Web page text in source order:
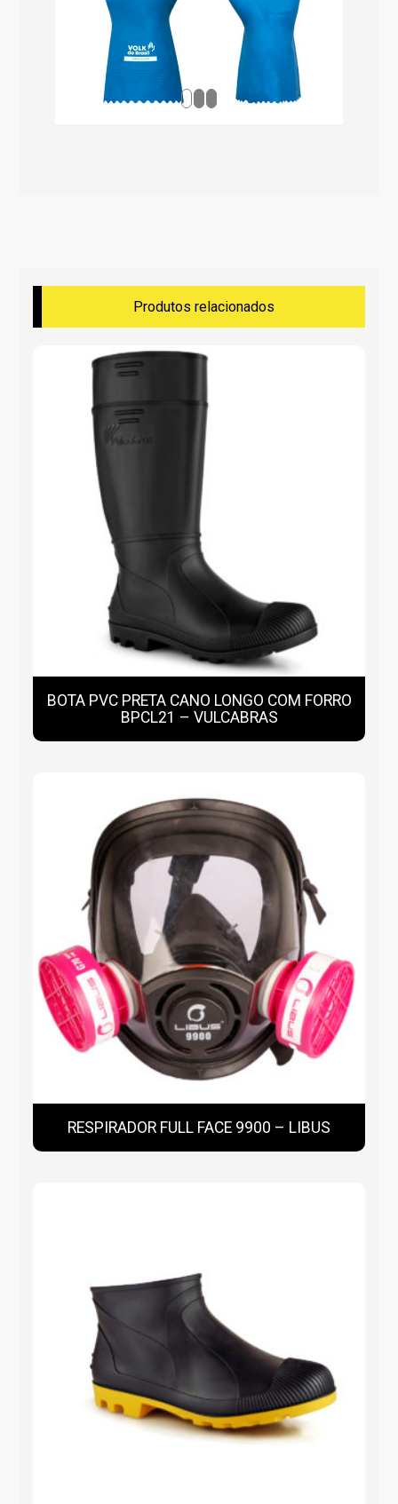
Produtos relacionados
BOTA PVC PRETA CANO LONGO COM FORRO
BPCL21 – VULCABRAS
RESPIRADOR FULL FACE 9900 – LIBUS